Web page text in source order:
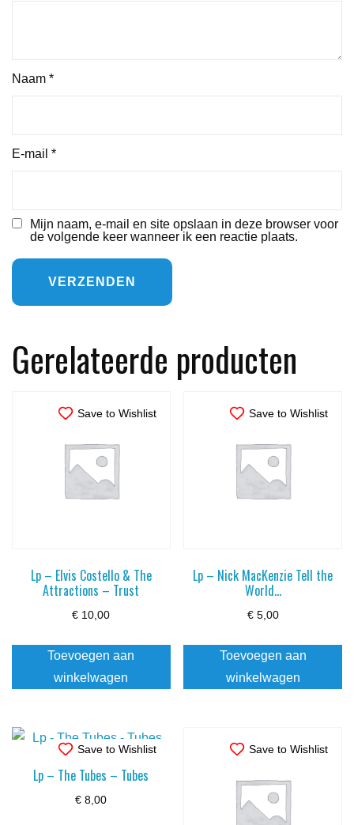
Naam *
E-mail *
Mijn naam, e-mail en site opslaan in deze browser voor
de volgende keer wanneer ik een reactie plaats.
Gerelateerde producten
Save to Wishlist
Lp – Elvis Costello & The
Attractions – Trust
€ 10,00
Toevoegen aan
winkelwagen
Save to Wishlist
Lp – Nick MacKenzie Tell the
World…
€5,00
Toevoegen aan
winkelwagen
Save to Wishlist
Lp – The Tubes – Tubes
€ 8,00
Save to Wishlist